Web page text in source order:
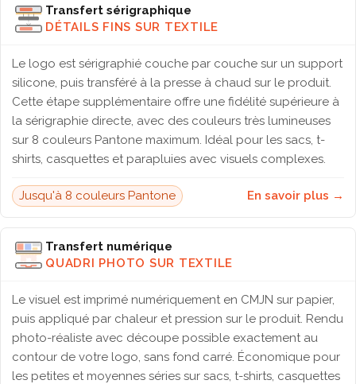
Transfert sérigraphique
DÉTAILS FINS SUR TEXTILE
Le logo est sérigraphié couche par couche sur un support
silicone, puis transféré à la presse à chaud sur le produit.
Cette étape supplémentaire offre une fidélité supérieure à
la sérigraphie directe, avec des couleurs très lumineuses
sur 8 couleurs Pantone maximum. Idéal pour les sacs, t-
shirts, casquettes et parapluies avec visuels complexes.
Jusqu'à 8 couleurs Pantone En savoir plus →
Transfert numérique
QUADRI PHOTO SUR TEXTILE
Le visuel est imprimé numériquement en CMJN sur papier,
puis appliqué par chaleur et pression sur le produit. Rendu
photo-réaliste avec découpe possible exactement au
contour de votre logo, sans fond carré. Économique pour
les petites et moyennes séries sur sacs, t-shirts, casquettes